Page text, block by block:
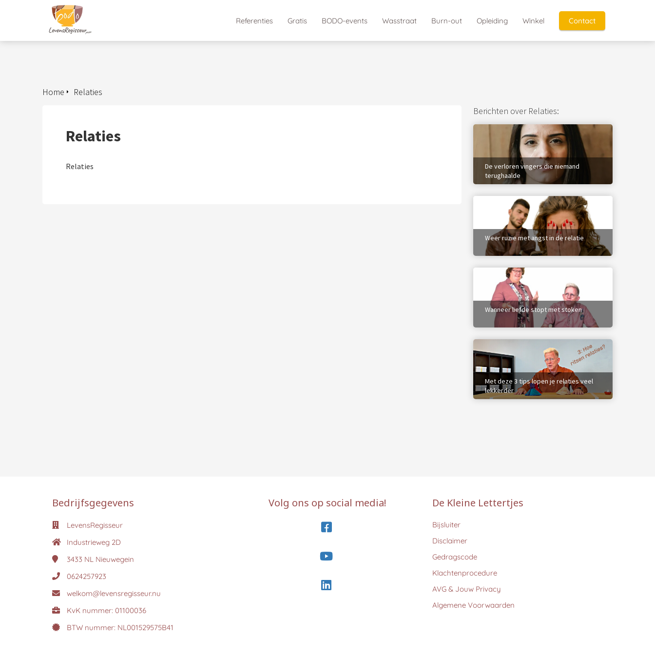
Referenties Gratis BODO-events Wasstraat Burn-out Opleiding Winkel Contact
Relaties
Home
Relaties
Relaties
Berichten over Relaties:
De verloren vingers die niemand
terughaalde
Weer ruzie met angst in de relatie
Wanneer liefde stopt met stoken
Met deze 3 tips lopen je relaties veel
lekkerder
Bedrijfsgegevens
LevensRegisseur
Industrieweg 2D
3433 NL Nieuwegein
0624257923
welkom@levensregisseur.nu
KvK nummer: 01100036
BTW nummer: NL001529575B41
Volg ons op social media! De Kleine Lettertjes
Bijsluiter
Disclaimer
Gedragscode
Klachtenprocedure
AVG & Jouw Privacy
Algemene Voorwaarden